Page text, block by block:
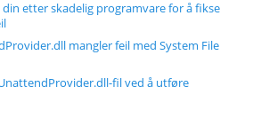
din etter skadelig programvare for å fikse
mangler feil med System File
fil ved å utføre